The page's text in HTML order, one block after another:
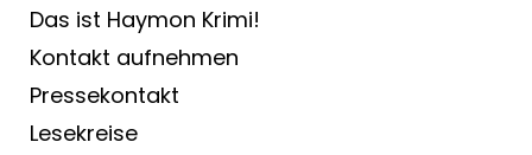
Das ist Haymon Krimi!
Kontakt aufnehmen
Pressekontakt
Lesekreise